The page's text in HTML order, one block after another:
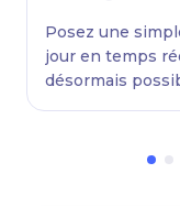
secteur
Posez une
jour en temps
désormais